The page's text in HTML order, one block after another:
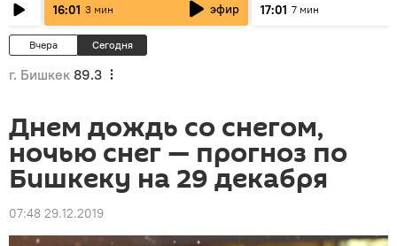
16:01 3 мин эфир 17:01 7 мин
Вчера Сегодня
г. Бишкек 89.3
Днем дождь со снегом,
ночью снег — прогноз по
Бишкеку на 29 декабря
07:48 29.12.2019